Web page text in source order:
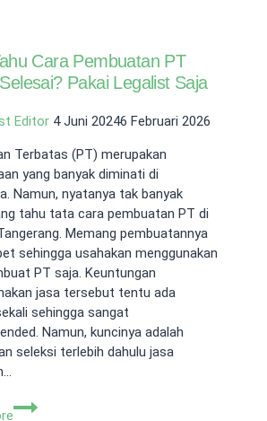
Cara Pembuatan PT
Pakai Legalist Saja
Editor 4 Juni 20246 Februari 2026
Terbatas (PT) merupakan
yang banyak diminati di
Namun, nyatanya tak banyak
tahu tata cara pembuatan PT di
Memang pembuatannya
sehingga usahakan menggunakan
PT saja. Keuntungan
jasa tersebut tentu ada
sehingga sangat
Namun, kuncinya adalah
seleksi terlebih dahulu jasa
Ingin